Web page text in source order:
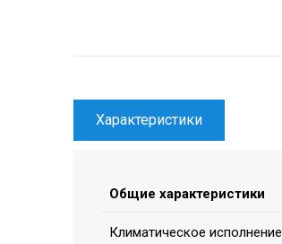
Характеристики
Общие характеристики
Климатическое исполнение